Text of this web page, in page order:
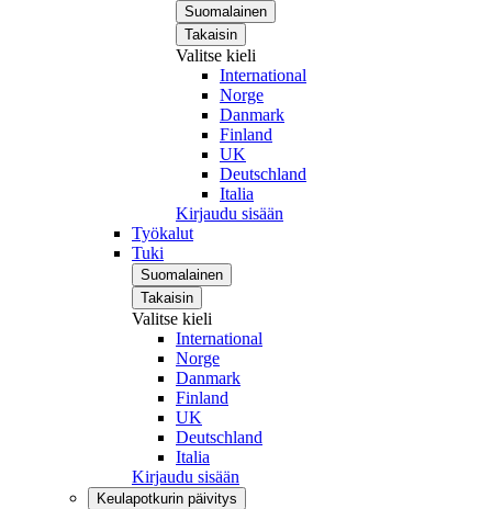
Suomalainen
Takaisin
Valitse kieli
International
Norge
Danmark
Finland
UK
Deutschland
Italia
Kirjaudu sisään
Työkalut
Tuki
Suomalainen
Takaisin
Valitse kieli
International
Norge
Danmark
Finland
UK
Deutschland
Italia
Kirjaudu sisään
Keulapotkurin päivitys